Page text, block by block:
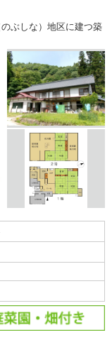
ぶしな）地区に建つ築